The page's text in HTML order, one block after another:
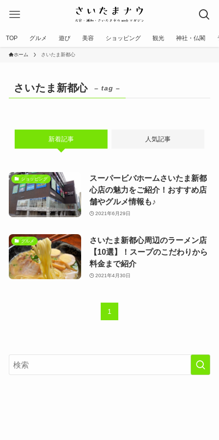
TOP グルメ 遊び 美容 ショッピング 観光 神社・仏閣
ホーム さいたま新都心
さいたま新都心 – tag –
新着記事 人気記事
ショッピング
スーパービバホームさいたま新都
心店の魅力をご紹介！おすすめ店
舗やグルメ情報も♪
2021年6月29日
グルメ
さいたま新都心周辺のラーメン店
【10選】！スープのこだわりから
料金まで紹介
2021年4月30日
1